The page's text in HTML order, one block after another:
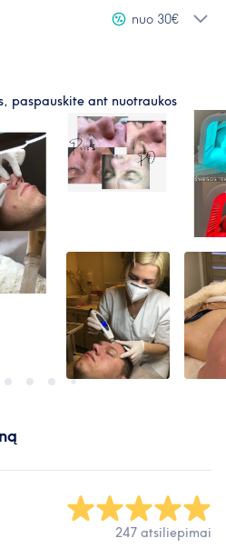
nuo 30€
paspauskite ant nuotraukos
247 atsiliepimai